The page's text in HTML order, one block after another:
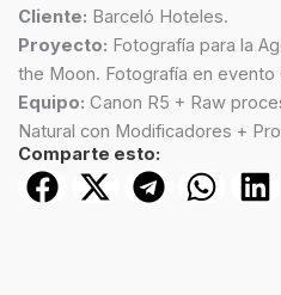
Cliente: Barceló Hoteles.
Proyecto: Fotografía para la
the Moon. Fotografía en evento
Equipo: Canon R5 + Raw
Natural con Modificadores +
Comparte esto: